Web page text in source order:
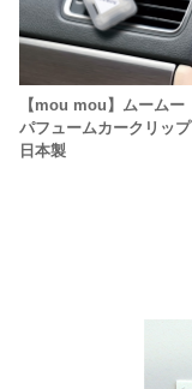
【mou mou】ムームー
パフュームカークリップ
日本製